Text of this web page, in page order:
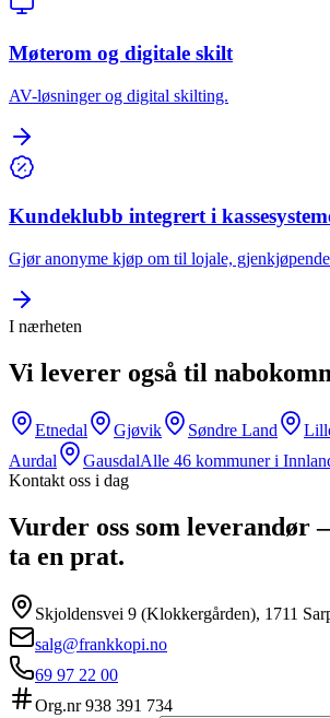
Møterom og digitale skilt
AV-løsninger og digital skilting.
Kundeklubb integrert i
Gjør anonyme kjøp om til lojale,
I nærheten
Vi leverer også til
Etnedal Gjøvik Søndre Land
Aurdal
GausdalAlle 46 kommuner i
Kontakt oss i dag
Vurder oss som leverandør
ta en prat.
Skjoldensvei 9 (Klokkergården), 1711
salg@frankkopi.no
69 97 22 00
Org.nr938 391 734